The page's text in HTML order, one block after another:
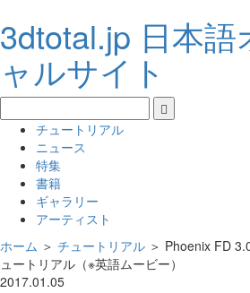
3dtotal.jp 日本語
ャルサイト
チュートリアル
ニュース
特集
書籍
ギャラリー
アーティスト
ホーム ＞ チュートリアル ＞ Phoenix FD
ュートリアル（※英語ムービー）
2017.01.05